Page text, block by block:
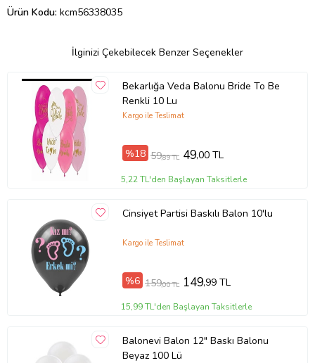
Ürün Kodu: kcm56338035
İlginizi Çekebilecek Benzer Seçenekler
Bekarlığa Veda Balonu Bride To Be
Renkli 10 Lu
Kargo ile Teslimat
%18 59,89 TL 49,00 TL
5,22 TL'den Başlayan Taksitlerle
Cinsiyet Partisi Baskılı Balon 10'lu
Kargo ile Teslimat
%6 159,00 TL 149,99 TL
15,99 TL'den Başlayan Taksitlerle
Balonevi Balon 12" Baskı Balonu
Beyaz 100 Lü